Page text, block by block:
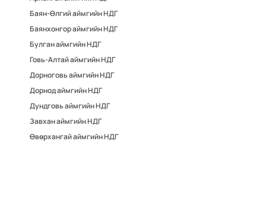
Баян-Өлгий аймгийн НДГ
Баянхонгор аймгийн НДГ
Булган аймгийн НДГ
Говь-Алтай аймгийн НДГ
Дорноговь аймгийн НДГ
Дорнод аймгийн НДГ
Дундговь аймгийн НДГ
Завхан аймгийн НДГ
Өвөрхангай аймгийн НДГ